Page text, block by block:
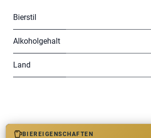
Bierstil
Alkoholgehalt
Land
BIEREIGENSCHAFTEN